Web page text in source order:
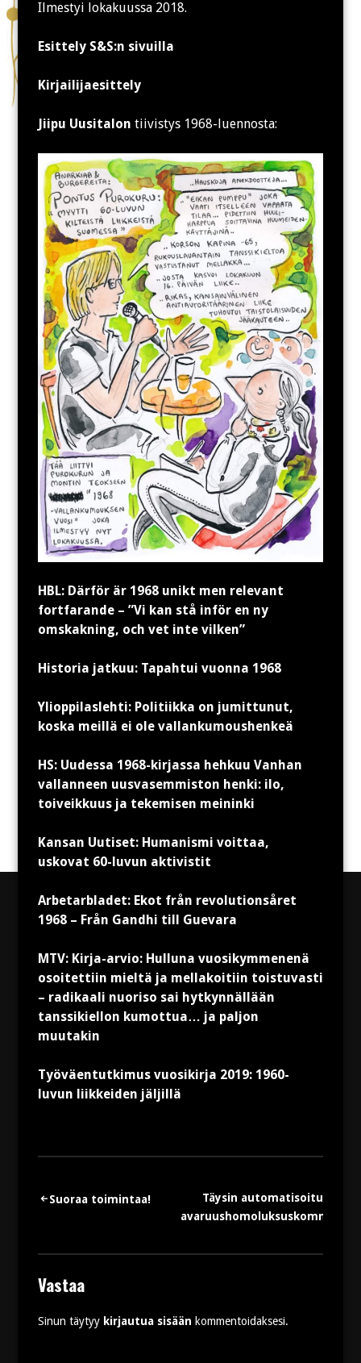
Ilmestyi lokakuussa 2018.
Esittely S&S:n sivuilla
Kirjailijaesittely
Jiipu Uusitalon tiivistys 1968-luennosta:
HBL: Därför är 1968 unikt men relevant
fortfarande – ”Vi kan stå inför en ny
omskakning, och vet inte vilken”
Historia jatkuu: Tapahtui vuonna 1968
Ylioppilaslehti: Politiikka on jumittunut,
koska meillä ei ole vallankumoushenkeä
HS: Uudessa 1968-kirjassa hehkuu Vanhan
vallanneen uusvasemmiston henki: ilo,
toiveikkuus ja tekemisen meininki
Kansan Uutiset: Humanismi voittaa,
uskovat 60-luvun aktivistit
Arbetarbladet: Ekot från revolutionsåret
1968 – Från Gandhi till Guevara
MTV: Kirja-arvio: Hulluna vuosikymmenenä
osoitettiin mieltä ja mellakoitiin toistuvasti
– radikaali nuoriso sai hytkynnällään
tanssikiellon kumottua… ja paljon
muutakin
Työväentutkimus vuosikirja 2019: 1960-
luvun liikkeiden jäljillä
Artikkelien
Suoraa toimintaa!
Täysin automatisoitu
Vastaa
Sinun täytyy kirjautua sisään kommentoidaksesi.